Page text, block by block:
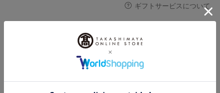
ギフトサービスについて
お届け日・配送・支払方法
お届け日